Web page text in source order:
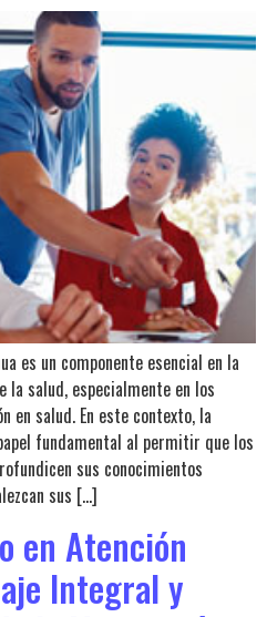
es un componente esencial en la
la salud, especialmente en los
en salud. En este contexto, la
fundamental al permitir que los
sus conocimientos
sus […]
en Atención
Integral y